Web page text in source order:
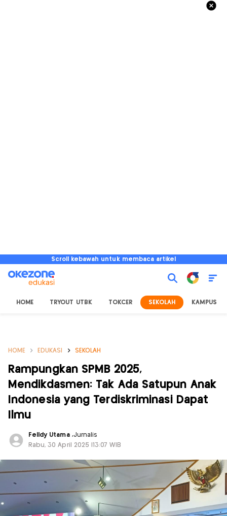
Scroll kebawah untuk membaca artikel
HOME TRYOUT UTBK TOKCER SEKOLAH KAMPUS
HOME EDUKASI SEKOLAH
Rampungkan SPMB 2025,
Mendikdasmen: Tak Ada Satupun Anak
Indonesia yang Terdiskriminasi Dapat
Ilmu
Felldy Utama ,Jurnalis
Rabu, 30 April 2025 |13:07 WIB